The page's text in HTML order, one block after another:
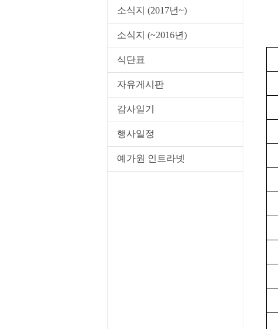
소식지 (2017년~)
소식지 (~2016년)
식단표
자유게시판
감사일기
행사일정
예가원 인트라넷